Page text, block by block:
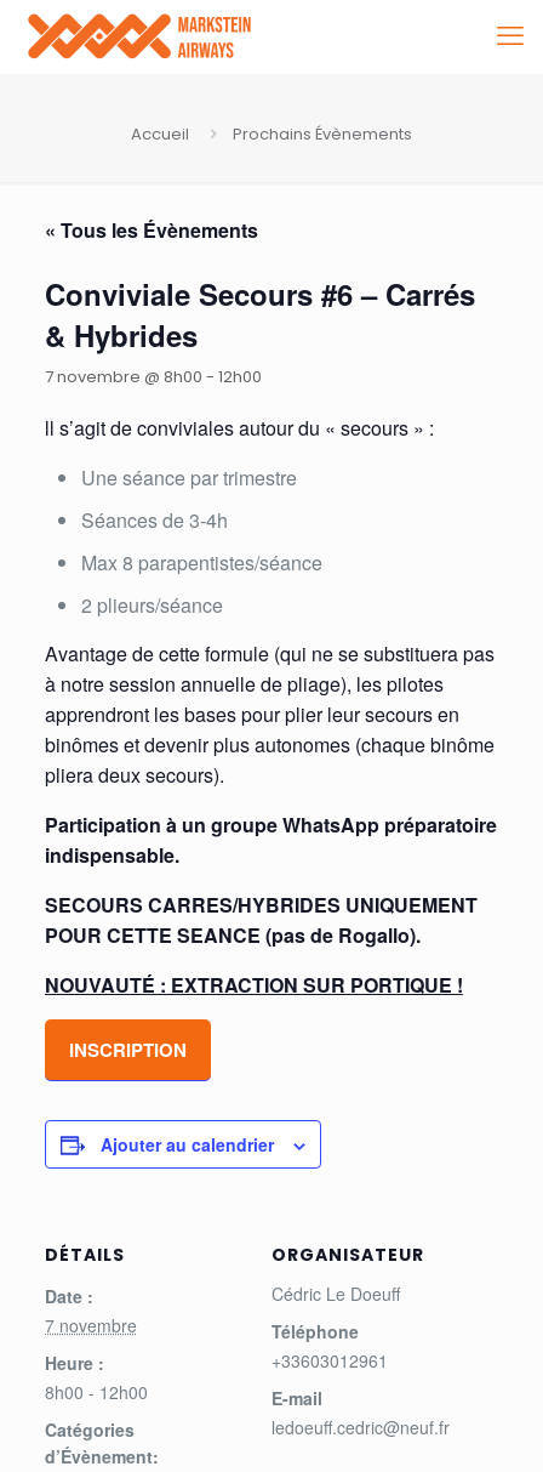
Accueil Prochains Évènements
« Tous les Évènements
Conviviale Secours #6 – Carrés
& Hybrides
7 novembre @ 8h00 - 12h00
ll s’agit de conviviales autour du « secours » :
Une séance par trimestre
Séances de 3-4h
Max 8 parapentistes/séance
2 plieurs/séance
Avantage de cette formule (qui ne se substituera pas
à notre session annuelle de pliage), les pilotes
apprendront les bases pour plier leur secours en
binômes et devenir plus autonomes (chaque binôme
pliera deux secours).
Participation à un groupe WhatsApp préparatoire
indispensable.
SECOURS CARRES/HYBRIDES UNIQUEMENT
POUR CETTE SEANCE (pas de Rogallo).
NOUVAUTÉ : EXTRACTION SUR PORTIQUE !
INSCRIPTION
Ajouter au calendrier
DÉTAILS
Date :
7 novembre
Heure :
8h00 - 12h00
Catégories
d’Évènement:
ORGANISATEUR
Cédric Le Doeuff
Téléphone
+33603012961
E-mail
ledoeuff.cedric@neuf.fr